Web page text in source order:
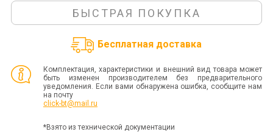
БЫСТРАЯ ПОКУПКА
Бесплатная доставка
Комплектация, характеристики и внешний вид товара может
быть изменен производителем без предварительного
уведомления. Если вами обнаружена ошибка, сообщите нам
на почту
click-bt@mail.ru
*Взято из технической документации